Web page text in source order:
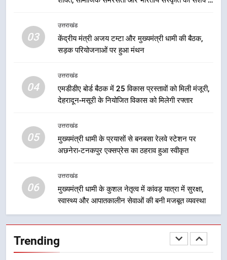
03
उत्तराखंड
केंद्रीय मंत्री अजय टम्टा और मुख्यमंत्री धामी की बैठक,
सड़क परियोजनाओं पर हुआ मंथन
04
उत्तराखंड
एमडीडीए बोर्ड बैठक में 25 विकास प्रस्तावों को मिली मंजूरी,
देहरादून-मसूरी के नियोजित विकास को मिलेगी रफ्तार
05
उत्तराखंड
मुख्यमंत्री धामी के प्रयासों से बनबसा रेलवे स्टेशन पर
अछनेरा-टनकपुर एक्सप्रेस का ठहराव हुआ स्वीकृत
06
उत्तराखंड
मुख्यमंत्री धामी के कुशल नेतृत्व में कांवड़ यात्रा में सुरक्षा,
स्वास्थ्य और आपातकालीन सेवाओं की बनी मजबूत व्यवस्था
Trending
समरसता और भारतीय संस्कृति का सशक्त
संदेश
उत्तराखंड
केंद्रीय मंत्री अजय टम्टा और मुख्यमंत्री
धामी की बैठक, सड़क परियोजनाओं पर
4
एमडीडीए बोर्ड बैठक में 25 विकास प्रस्तावों
स्टेशन पर अछनेरा-टनकपुर एक्सप्रेस का